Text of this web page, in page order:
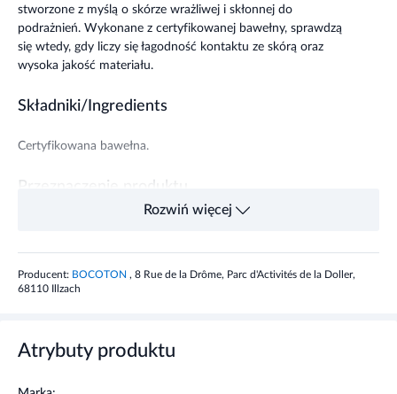
stworzone z myślą o skórze wrażliwej i skłonnej do
podrażnień. Wykonane z certyfikowanej bawełny, sprawdzą
się wtedy, gdy liczy się łagodność kontaktu ze skórą oraz
wysoka jakość materiału.
Składniki/Ingredients
Certyfikowana bawełna.
Przeznaczenie produktu
Właściwości produktu
świadomy wybór materiałów. Certyfikowana bawełna
sprawia, że patyczki są delikatne i dobrze sprawdzają się przy
Rozwiń więcej
Producent: BOCOTON , 8 Rue de la Drôme, Parc d'Activités de la Doller,
68110 Illzach
Atrybuty produktu